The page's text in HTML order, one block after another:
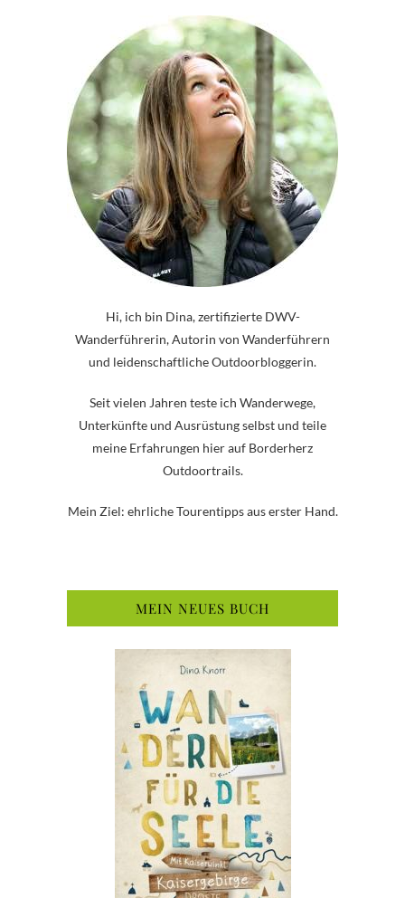
Hi, ich bin Dina, zertifizierte DWV-
Wanderführerin, Autorin von Wanderführern
und leidenschaftliche Outdoorbloggerin.
Seit vielen Jahren teste ich Wanderwege,
Unterkünfte und Ausrüstung selbst und teile
meine Erfahrungen hier auf Borderherz
Outdoortrails.
Mein Ziel: ehrliche Tourentipps aus erster Hand.
MEIN NEUES BUCH